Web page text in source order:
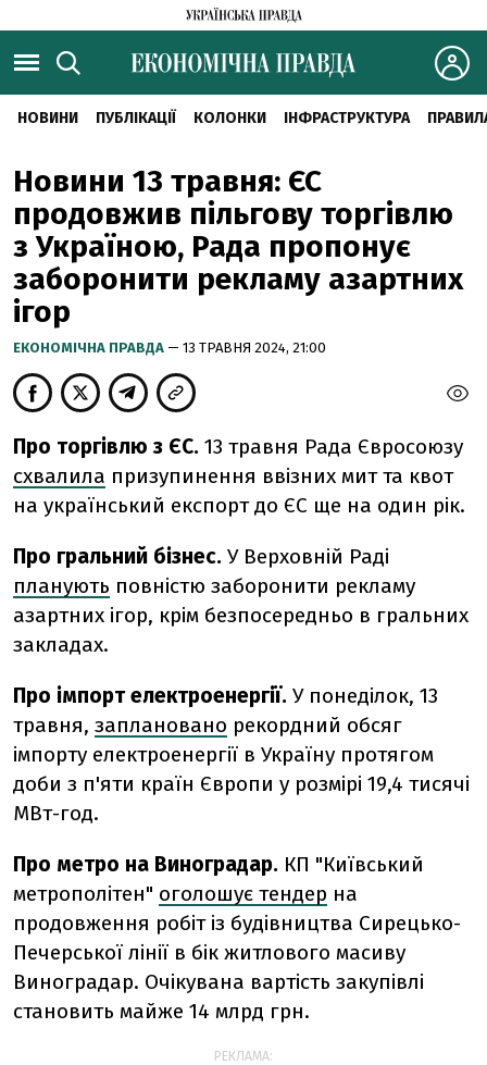
НОВИНИ ПУБЛІКАЦІЇ КОЛОНКИ ІНФРАСТРУКТУРА
Новини 13 травня: ЄС
продовжив пільгову торгівлю
з Україною, Рада пропонує
заборонити рекламу азартних
ігор
ЕКОНОМІЧНА ПРАВДА — 13 ТРАВНЯ 2024, 21:00
Про торгівлю з ЄС. 13 травня Рада Євросоюзу
схвалила призупинення ввізних мит та квот
на український експорт до ЄС ще на один рік.
Про гральний бізнес. У Верховній Раді
планують повністю заборонити рекламу
азартних ігор, крім безпосередньо в гральних
закладах.
Про імпорт електроенергії. У понеділок, 13
травня, заплановано рекордний обсяг
імпорту електроенергії в Україну протягом
доби з п'яти країн Європи у розмірі 19,4 тисячі
МВт-год.
Про метро на Виноградар. КП "Київський
метрополітен" оголошує тендер на
продовження робіт із будівництва Сирецько-
Печерської лінії в бік житлового масиву
Виноградар. Очікувана вартість закупівлі
становить майже 14 млрд грн.
РЕКЛАМА: